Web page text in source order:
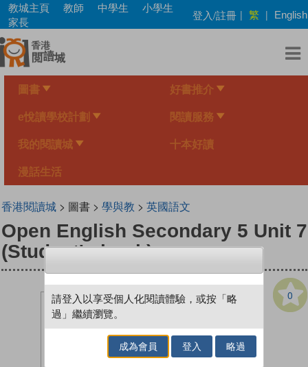
Skip
main
content
教城主頁 教師 中學生
小學生
家長
登入/註冊 | 繁 | English
圖書 好書推介
e悅讀學校計劃 閱讀服務
我的閱讀城 十本好讀
漫話生活
香港閱讀城> 圖書 > 學與教 > 英國語文
Open English Secondary 5 Unit 7
(Student's book)
0
請登入以享受個人化閱讀體驗，或按「略
過」繼續瀏覽。
成為會員 登入 略過